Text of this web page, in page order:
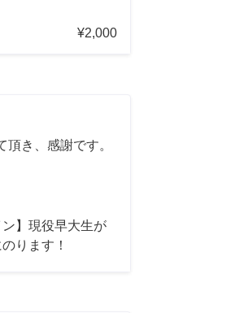
¥2,000
き、感謝です。
ン】現役早大生が
ります！